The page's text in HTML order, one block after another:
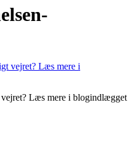
Læs mere i blogindlægget